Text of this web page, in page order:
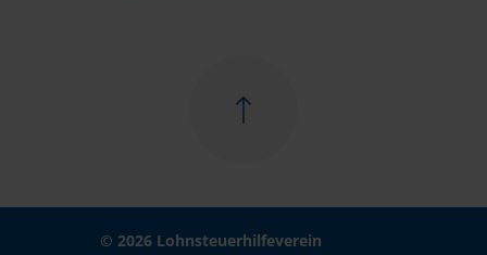
© 2026 Lohnsteuerhilfeverein